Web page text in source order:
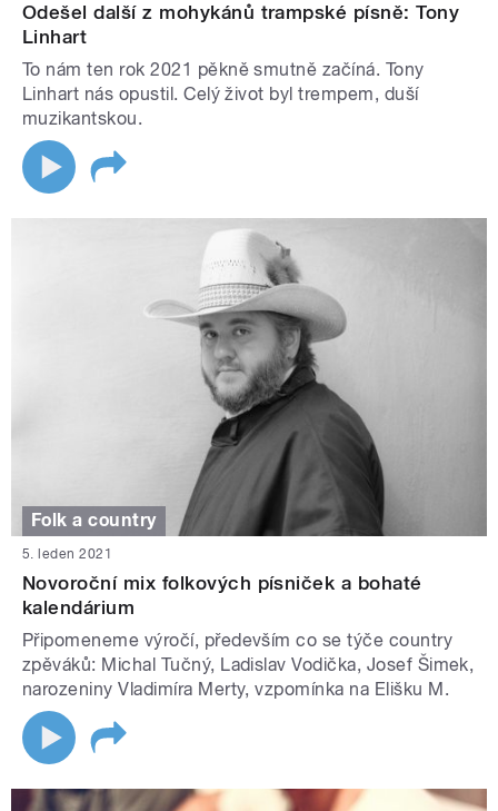
Odešel další z mohykánů trampské písně: Tony
Linhart
To nám ten rok 2021 pěkně smutně začíná. Tony
Linhart nás opustil. Celý život byl trempem, duší
muzikantskou.
Folk a country
5. leden 2021
Novoroční mix folkových písniček a bohaté
kalendárium
Připomeneme výročí, především co se týče country
zpěváků: Michal Tučný, Ladislav Vodička, Josef Šimek,
narozeniny Vladimíra Merty, vzpomínka na Elišku M.